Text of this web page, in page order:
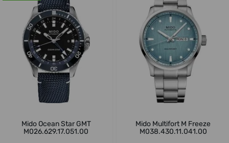
Mido Ocean Star GMT
M026.629.17.051.00
Mido Multifort M Freeze
M038.430.11.041.00